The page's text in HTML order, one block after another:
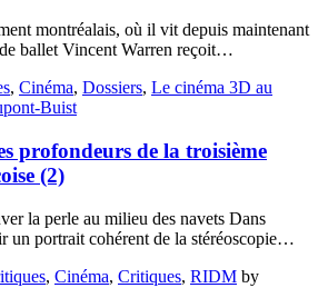
montréalais, où il vit depuis maintenant
ballet Vincent Warren reçoit…
, Cinéma, Dossiers, Le cinéma 3D au
Buist
profondeurs de la troisième
(2)
la perle au milieu des navets Dans
un portrait cohérent de la stéréoscopie…
, Cinéma, Critiques, RIDM by